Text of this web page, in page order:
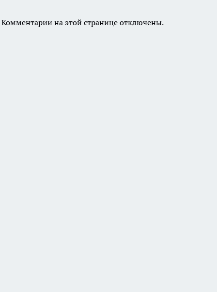
Комментарии на этой странице отключены.